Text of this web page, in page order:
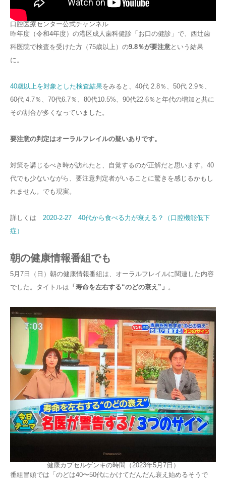
口腔医療センター公式チャンネル
昨年度（令和4年度）の港区成人歯科健診「お口の健診」で、西辻歯
科医院で検査を受けた方（75歳以上）の9.8％が要注意という結果
に。
40歳以上を対象とした検査結果をみると、40代 2.8％、50代 2.9％、
60代 4.7％、70代6.7％、80代10.5%、90代22.6％と年代の増加と共に
その割合が多くなっていました。
要注意の判定はオーラルフレイルの疑いありです。
対策を講じるべき時が訪れたと、自覚するのが正解だと思います。40
代でも少ないながら、要注意判定者がいることに驚きを感じるかもし
れません。でも現実。
詳しくは 2020-2-27 40代から食べる力が衰える？（口腔機能低下
症）
朝の健康情報番組でも
5月7日（日）朝の健康情報番組は、オーラルフレイルに関連した内容
でした。タイトルは 「寿命を左右する“のどの衰え”」 。
健康カプセルゲンキの時間（2023年5月7日）
番組冒頭では「のどは40〜50代にかけてだんだん衰え始めるそうで